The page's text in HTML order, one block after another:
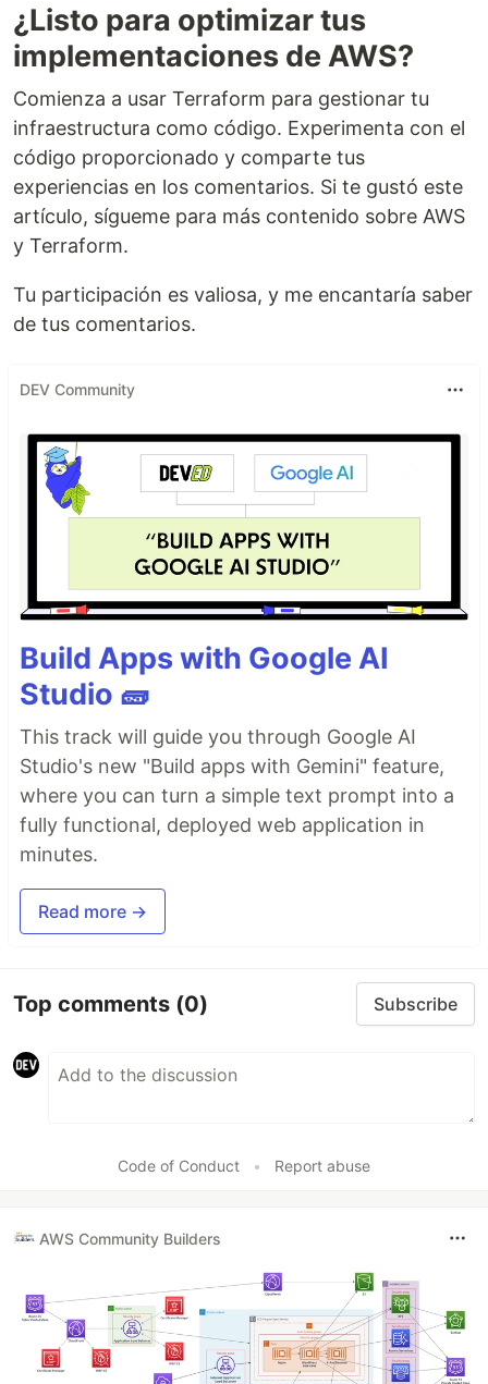
¿Listo para optimizar tus
implementaciones de AWS?
Comienza a usar Terraform para gestionar tu
infraestructura como código. Experimenta con el
código proporcionado y comparte tus
experiencias en los comentarios. Si te gustó este
artículo, sígueme para más contenido sobre AWS
y Terraform.
Tu participación es valiosa, y me encantaría saber
de tus comentarios.
DEV Community
Build Apps with Google AI
Studio 🧱
This track will guide you through Google AI
Studio's new "Build apps with Gemini" feature,
where you can turn a simple text prompt into a
fully functional, deployed web application in
minutes.
Read more →
Top comments (0) Subscribe
Code of Conduct • Report abuse
AWS Community Builders